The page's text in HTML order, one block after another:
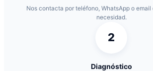
Nos contacta por teléfono, WhatsApp o email
necesidad.
2
Diagnóstico